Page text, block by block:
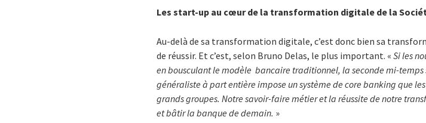
Les start-up au cœur de la transformation digitale de la
Au-delà de sa transformation digitale, c’est donc bien sa
de réussir. Et c’est, selon Bruno Delas, le plus important. «Si les
en bousculant le modèle bancaire traditionnel, la seconde mi-temps
généraliste à part entière impose un système de core banking que
grands groupes. Notre savoir-faire métier et la réussite de notre
et bâtir la banque de demain. »